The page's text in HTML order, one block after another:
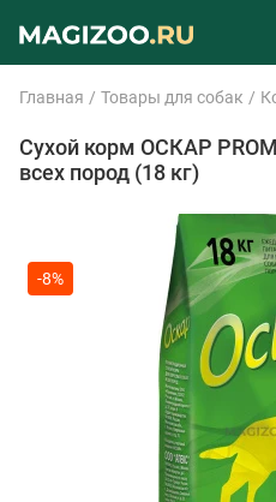
Главная Товары для собак
Сухой корм ОСКАР
всех пород (18 кг)
-8%